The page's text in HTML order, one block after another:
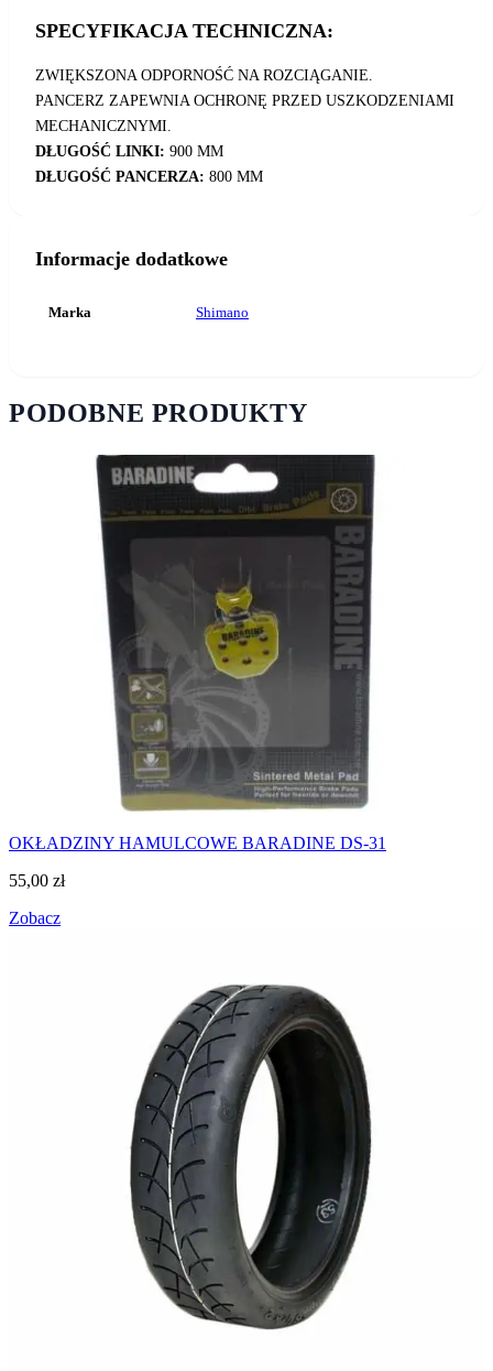
SPECYFIKACJA TECHNICZNA:
ZWIĘKSZONA ODPORNOŚĆ NA ROZCIĄGANIE.
PANCERZ ZAPEWNIA OCHRONĘ PRZED USZKODZENIAMI
MECHANICZNYMI.
DŁUGOŚĆ LINKI: 900 MM
DŁUGOŚĆ PANCERZA: 800 MM
Informacje dodatkowe
Marka Shimano
PODOBNE PRODUKTY
OKŁADZINY HAMULCOWE BARADINE DS-31
55,00 zł
Zobacz